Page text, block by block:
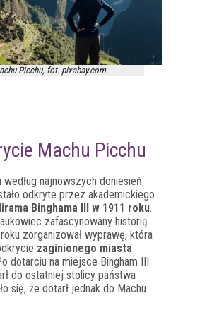
Picchu, fot. pixabay.com
Machu Picchu
według najnowszych doniesień
odkryte przez akademickiego
Binghama III w 1911 roku.
zafascynowany historią
zorganizował wyprawę, która
zaginionego miasta
dotarciu na miejsce Bingham III
do ostatniej stolicy państwa
się, że dotarł jednak do Machu